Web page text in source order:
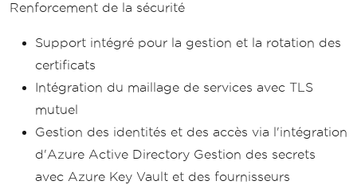
Renforcement de la sécurité
Support intégré pour la gestion et la rotation des
certificats
Intégration du maillage de services avec TLS
mutuel
Gestion des identités et des accès via l'intégration
d'Azure Active Directory Gestion des secrets
avec Azure Key Vault et des fournisseurs